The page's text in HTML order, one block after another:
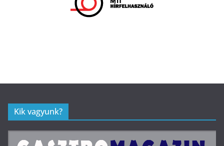
Kik vagyunk?